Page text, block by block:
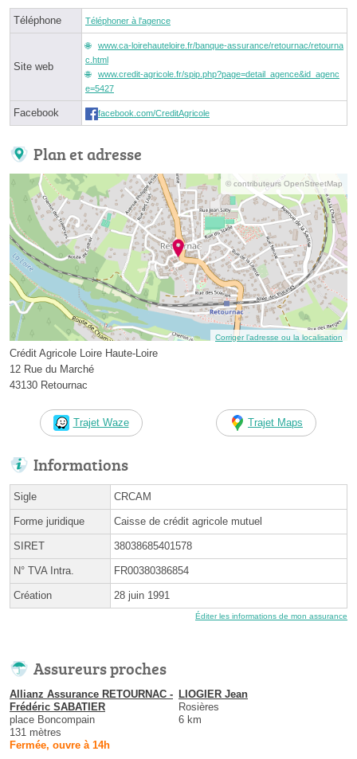
Téléphone Téléphoner à l'agence
Site web
www.ca-loirehauteloire.fr/banque-assurance/retournac/retourna
c.html
www.credit-agricole.fr/spip.php?page=detail_agence&id_agenc
e=5427
Facebook facebook.com/CreditAgricole
Plan et adresse
© contributeurs OpenStreetMap
Corriger l’adresse ou la localisation
Crédit Agricole Loire Haute-Loire
12 Rue du Marché
43130 Retournac
Trajet Waze Trajet Maps
Informations
Sigle CRCAM
Forme juridique Caisse de crédit agricole mutuel
SIRET 38038685401578
N° TVA Intra. FR00380386854
Création 28 juin 1991
Éditer les informations de mon assurance
Assureurs proches
Allianz Assurance RETOURNAC -
Frédéric SABATIER
place Boncompain
131 mètres
Fermée, ouvre à 14h
LIOGIER Jean
Rosières
6 km